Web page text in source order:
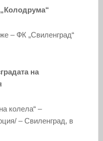
„Колодрума“
– ФК „Свиленград“
на
колела“ –
– Свиленград, в